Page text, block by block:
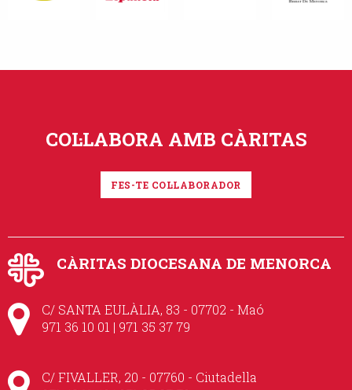
COL·LABORA AMB CÀRITAS
FES-TE COL·LABORADOR
CÀRITAS DIOCESANA DE MENORCA
C/ SANTA EULÀLIA, 83 - 07702 - Maó
971 36 10 01 | 971 35 37 79
C/ FIVALLER, 20 - 07760 - Ciutadella